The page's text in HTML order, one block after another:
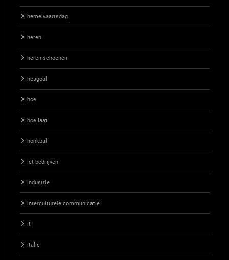
hemelvaartsdag
heren
heren schoenen
hesgoal
hoe
hoe laat
honkbal
ict bedrijven
industrie
interculturele communicatie
it
italie